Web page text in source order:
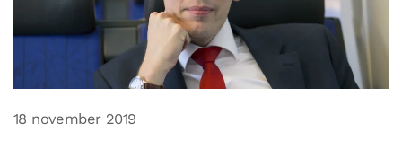
18 november 2019